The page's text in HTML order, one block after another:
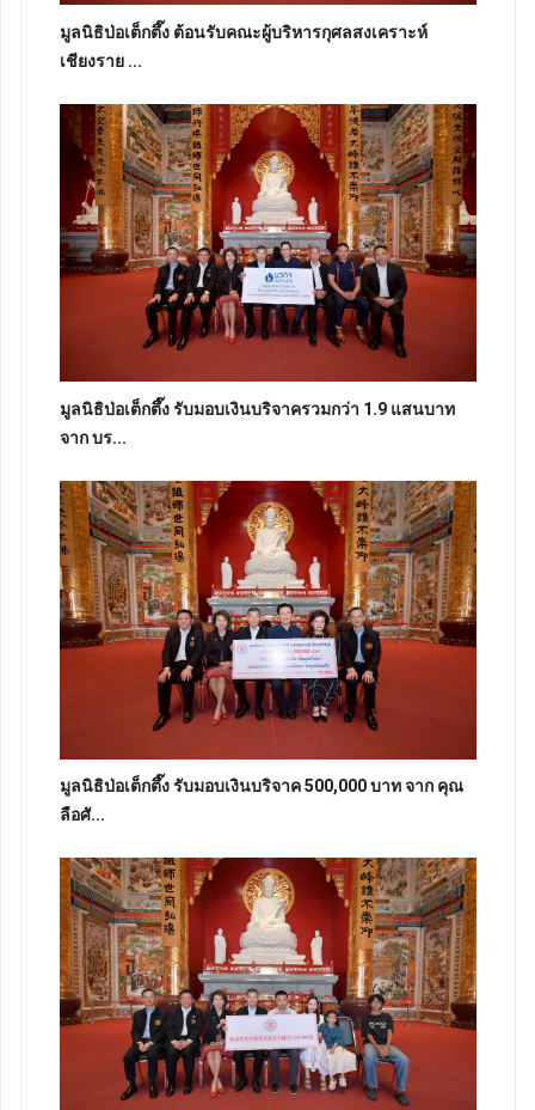
มูลนิธิป่อเต็กตึ๊ง ต้อนรับคณะผู้บริหารกุศลสงเคราะห์
เชียงราย ...
มูลนิธิป่อเต็กตึ๊ง รับมอบเงินบริจาครวมกว่า 1.9 แสนบาท
จาก บร...
มูลนิธิป่อเต็กตึ๊ง รับมอบเงินบริจาค 500,000 บาท จาก คุณ
ลือศั...